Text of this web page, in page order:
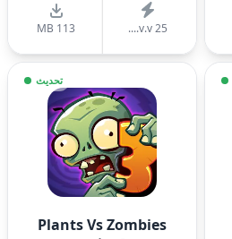
v.v 25....
113 MB
تحديث
Plants Vs Zombies